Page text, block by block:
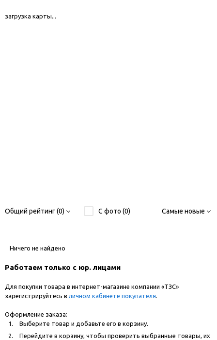
загрузка карты...
Общий рейтинг (0) С фото (0) Самые новые
Ничего не найдено
Работаем только с юр. лицами
Для покупки товара в интернет-магазине компании «ТЗС»
зарегистрируйтесь в личном кабинете покупателя
Оформление заказа:
Выберите товар и добавьте его в корзину.
Перейдите в корзину, чтобы проверить выбранные товары, их